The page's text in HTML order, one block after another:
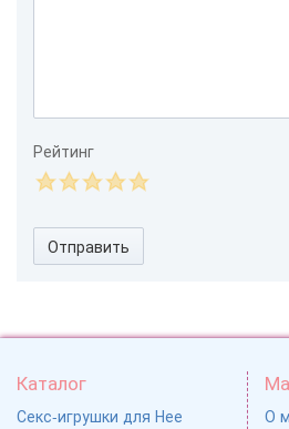
Рейтинг
Отправить
Каталог
Секс-игрушки для Нее
О